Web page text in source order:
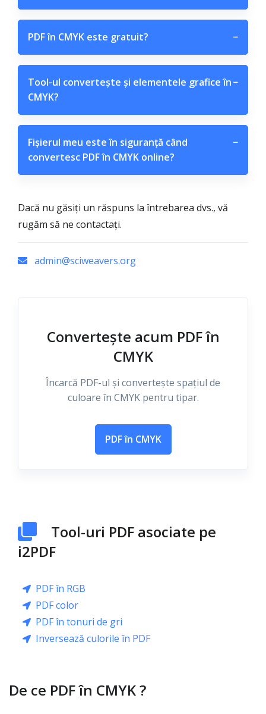
PDF în CMYK este gratuit? −
Tool-ul convertește și elementele grafice în
CMYK?
−
Fișierul meu este în siguranță când
convertesc PDF în CMYK online?
−
Dacă nu găsiți un răspuns la întrebarea dvs., vă
rugăm să ne contactați.
admin@sciweavers.org
Convertește acum PDF în
CMYK
Încarcă PDF-ul și convertește spațiul de
culoare în CMYK pentru tipar.
PDF în CMYK
Tool-uri PDF asociate pe
i2PDF
PDF în RGB
PDF color
PDF în tonuri de gri
Inversează culorile în PDF
De ce PDF în CMYK ?